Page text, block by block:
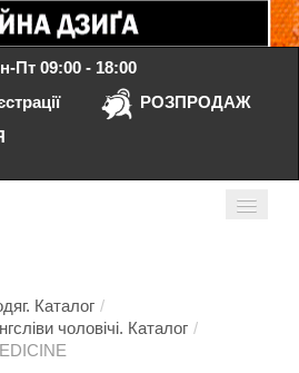
Пт 09:00 - 18:00
РОЗПРОДАЖ
Каталог /
чоловічі. Каталог /